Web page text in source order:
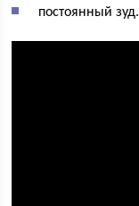
постоянный зуд.